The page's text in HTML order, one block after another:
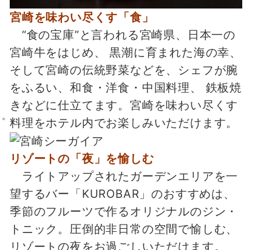
宮崎を味わい尽くす「食」
“食の宝庫”と言われる宮崎県、日本一の
宮崎牛をはじめ、 黒潮に育まれた海の幸、
そして宮崎の伝統野菜などを、シェフが腕
をふるい、和食・洋食・中国料理、 鉄板焼
きなどに仕立てます。宮崎を味わい尽くす
料理をホテル内でお楽しみいただけます。
リゾートの「夜」を愉しむ
ライトアップされたガーデンエリアを一
望するバー「KUROBAR」のおすすめは、
季節のフルーツで作るオリジナルのジン・
トニック。圧倒的非日常の空間で愉しむ、
リゾートの夜をお過ごしいただけます。